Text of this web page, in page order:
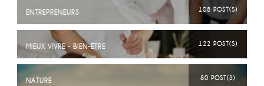
ENTREPRENEURS 108 POST(S)
MIEUX VIVRE - BIEN-ÊTRE 122 POST(S)
NATURE 80 POST(S)